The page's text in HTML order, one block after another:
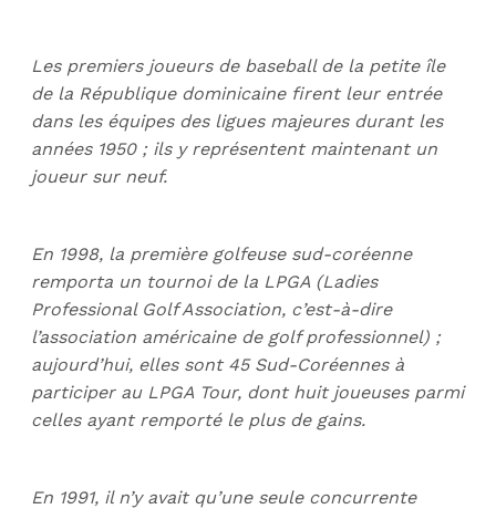
Les premiers joueurs de baseball de la petite île
de la République dominicaine firent leur entrée
dans les équipes des ligues majeures durant les
années 1950 ; ils y représentent maintenant un
joueur sur neuf.
En 1998, la première golfeuse sud-coréenne
remporta un tournoi de la LPGA (Ladies
Professional Golf Association, c’est-à-dire
l’association américaine de golf professionnel) ;
aujourd’hui, elles sont 45 Sud-Coréennes à
participer au LPGA Tour, dont huit joueuses parmi
celles ayant remporté le plus de gains.
En 1991, il n’y avait qu’une seule concurrente